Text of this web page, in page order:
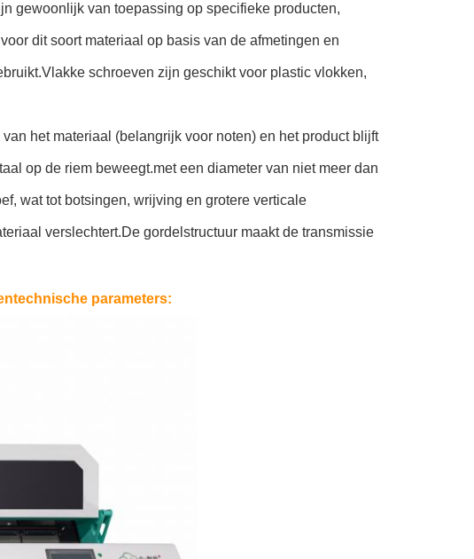
gewoonlijk van toepassing op specifieke producten,
dit soort materiaal op basis van de afmetingen en
schroeven zijn geschikt voor plastic vlokken,
het materiaal (belangrijk voor noten) en het product blijft
op de riem beweegt.met een diameter van niet meer dan
wat tot botsingen, wrijving en grotere verticale
verslechtert.De gordelstructuur maakt de transmissie
technische parameters: